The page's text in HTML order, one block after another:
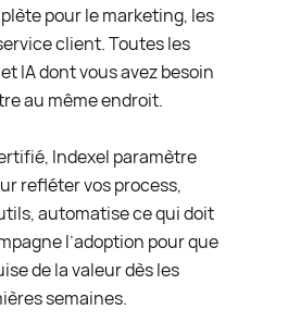
pour le marketing, les
client. Toutes les
IA dont vous avez besoin
au même endroit.
Indexel paramètre
refléter vos process,
automatise ce qui doit
l’adoption pour que
de la valeur dès les
semaines.